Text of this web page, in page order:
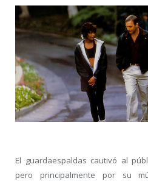
El guardaespaldas cautivó al
pero principalmente por su